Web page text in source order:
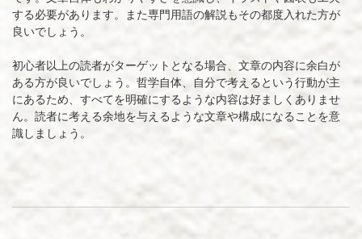
する必要があります。また専門用語の解説もその都度入れた方が
良いでしょう。
初心者以上の読者がターゲットとなる場合、文章の内容に余白が
ある方が良いでしょう。哲学自体、自分で考えるという行動が主
にあるため、すべてを明確にするような内容は好ましくありませ
ん。読者に考える余地を与えるような文章や構成になることを意
識しましょう。